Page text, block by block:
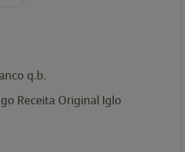
q.b.
Receita Original Iglo